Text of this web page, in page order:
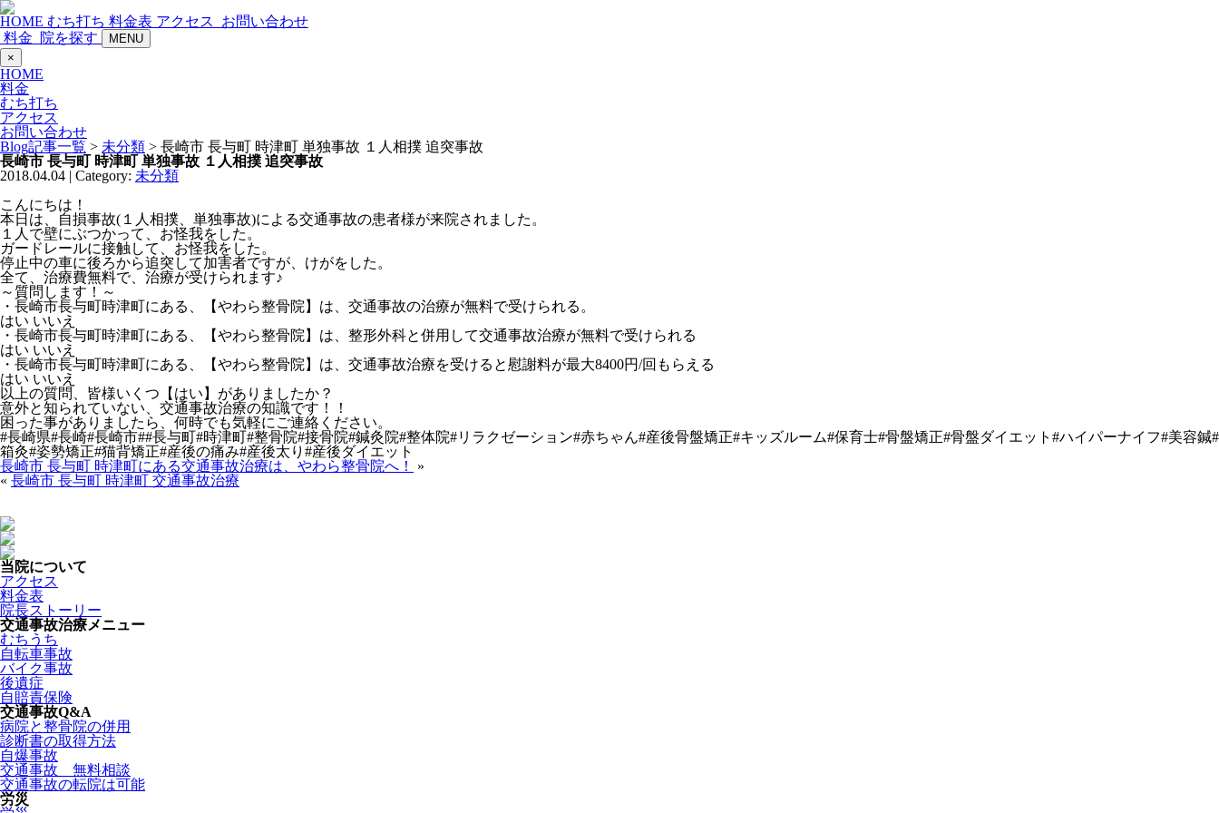
HOME むち打ち 料金表 アクセス
お問い合わせ
料金
院を探す
MENU
×
HOME
料金
むち打ち
アクセス
お問い合わせ
Blog記事一覧 > 未分類 > 長崎市 長与町 時津町 単独事故 １人相撲 追突事故
長崎市 長与町 時津町 単独事故 １人相撲 追突事故
2018.04.04 | Category: 未分類
こんにちは！
本日は、自損事故(１人相撲、単独事故)による交通事故の患者様が来院されました。
１人で壁にぶつかって、お怪我をした。
ガードレールに接触して、お怪我をした。
停止中の車に後ろから追突して加害者ですが、けがをした。
全て、治療費無料で、治療が受けられます♪
～質問します！～
・長崎市長与町時津町にある、【やわら整骨院】は、交通事故の治療が無料で受けられる。
はい いいえ
・長崎市長与町時津町にある、【やわら整骨院】は、整形外科と併用して交通事故治療が無料で受けられる
はい いいえ
・長崎市長与町時津町にある、【やわら整骨院】は、交通事故治療を受けると慰謝料が最大8400円/回もらえる
はい いいえ
以上の質問、皆様いくつ【はい】がありましたか？
意外と知られていない、交通事故治療の知識です！！
困った事がありましたら、何時でも気軽にご連絡ください。
#長崎県#長崎#長崎市##長与町#時津町#整骨院#接骨院#鍼灸院#整体院#リラクゼーション#赤ちゃん#産後骨盤矯正#キッズルーム#保育士#骨盤矯正#骨盤ダイエット#ハイパーナイフ#美容鍼#
箱灸#姿勢矯正#猫背矯正#産後の痛み#産後太り#産後ダイエット
長崎市 長与町 時津町にある交通事故治療は、やわら整骨院へ！
»
« 長崎市 長与町 時津町 交通事故治療
当院について
アクセス
料金表
院長ストーリー
交通事故治療メニュー
むちうち
自転車事故
バイク事故
後遺症
自賠責保険
交通事故Q&A
病院と整骨院の併用
診断書の取得方法
自爆事故
交通事故 無料相談
交通事故の転院は可能
労災